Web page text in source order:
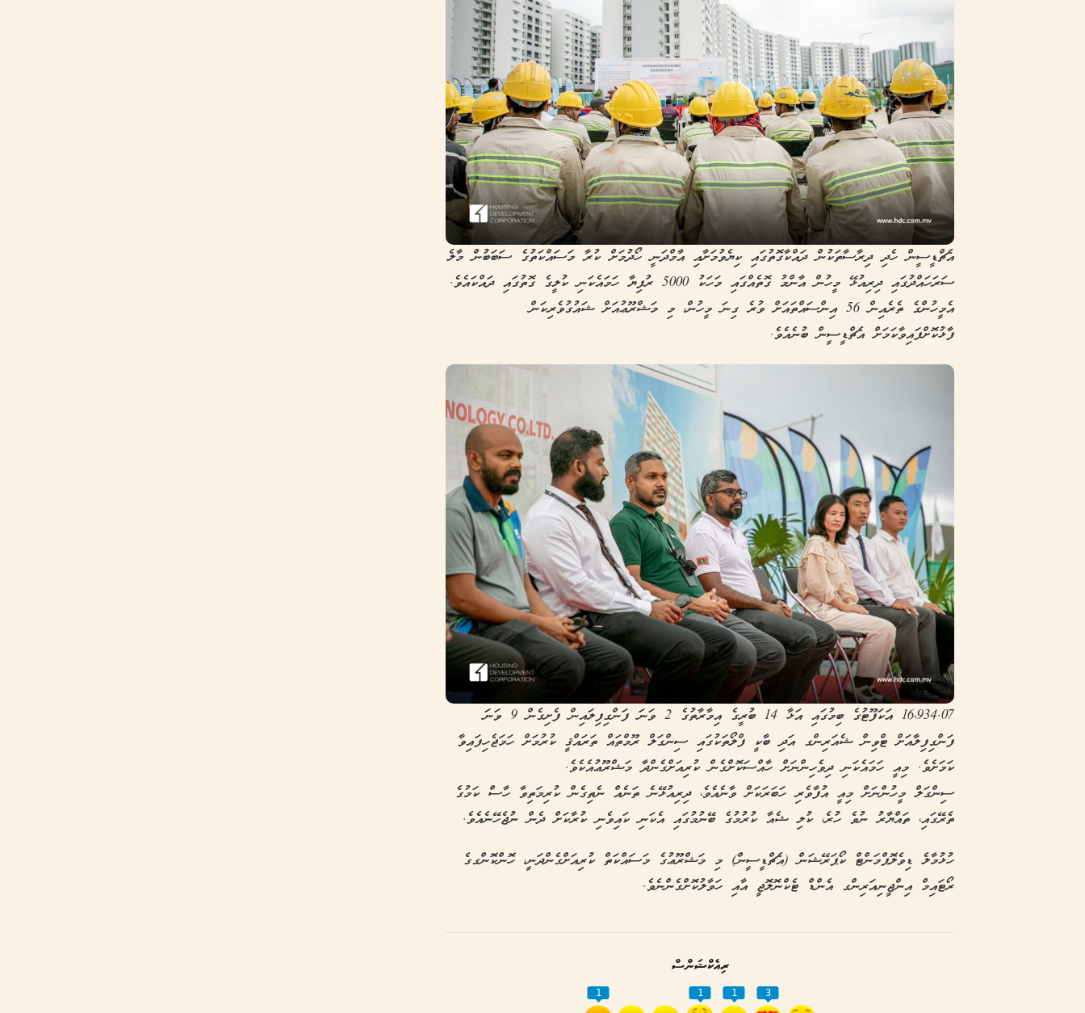
އެޗްޑީސީން ހެދި ދިރާސާތަކުން ދައްކާގޮތުގައި ކިޔެވުމަށާއި އާމްދަނީ ހޯދުމަށް ކުރާ މަސައްކަތުގެ ސަބަބުން މާލެ
ސަރަހައްދުގައި ދިރިއުޅޭ މީހުން އާންމު ގޮތެއްގައި މަހަކު 5000 ރުފިޔާ ހަމައެކަނި ކުލީގެ ގޮތުގައި ދައްކައެވެ.
އެމީހުންގެ ތެރެއިން 56 އިންސައްތައަށް ވުރެ ގިނަ މީހުން، މި މަޝްރޫޢުއަށް ޝައުގުވެރިކަން
ފާޅުކޮށްފައިވާކަމަށް އެޗްޑީސީން ބުނެއެވެ.
16،934.07 އަކަފޫޓުގެ ބިމުގައި އަޅާ 14 ބުރީގެ އިމާރާތުގެ 2 ވަނަ ފަންގިފިލައިން ފެށިގެން 9 ވަނަ
ފަންގިފިލާއަށް ޓްވިން ޝެއަރިންގ އަދި ބާކީ ފްލޯތަކުގައި ސިންގަލް ރޫމްތައް ތަރައްޤީ ކުރުމަށް ހަމަޖެހިފައިވާ
ކަމަށެވެ. މިއީ ހަމައެކަނި ދިވެހިންނަށް ހާއްސަކޮށްގެން ކުރިއަށްގެންދާ މަޝްރޫޢުއެކެވެ.
ސިންގަލް މީހުންނަށް މިއީ އުފާވެރި ހަބަރަކަށް ވާނެއެވެ، ދިރިއުޅޭނެ ތަނެއް ނެތިގެން ކުރިމަތިވާ ހާސް ކަމުގެ
ތެރޭގައި، ތައްޔާރު ނުވެ ހުރެ، ކުލި ޝެއާ ކުރުމުގެ ބޭނުމުގައި އެކަނި ކައިވެނި ކުރާކަށް ދެން ނުޖެހޭނެއެވެ.
ހުޅުމާލެ ޑިވެލޮޕްމަންޓް ކޯޕަރޭޝަން (އެޗްޑީސީން) މި މަޝްރޫޢުގެ މަސައްކަތް ކުރިއަށްގެންދަނީ، ހޮންކޮންގގެ
ރޯޓައިމް އިންޖީނިއަރިންގ އެންޑް ޓެކްނޮލޮޖީ އާއި ހަވާލުކޮށްގެންނެވެ.
ރިއެކްޝަންސް
3
1
1
1